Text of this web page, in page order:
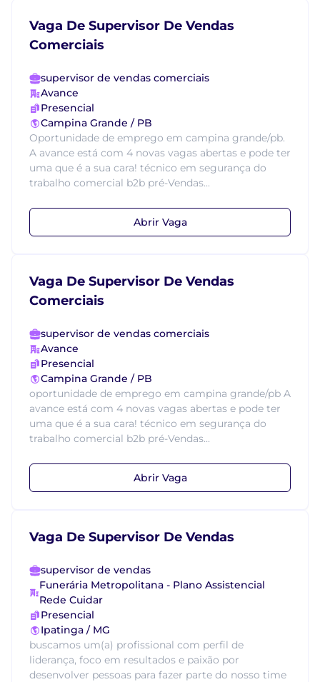
Vaga De Supervisor De Vendas
Comerciais
supervisor de vendas comerciais
Avance
Presencial
Campina Grande / PB
Oportunidade de emprego em campina grande/pb.
A avance está com 4 novas vagas abertas e pode ter
uma que é a sua cara! técnico em segurança do
trabalho comercial b2b pré-Vendas...
Abrir Vaga
Vaga De Supervisor De Vendas
Comerciais
supervisor de vendas comerciais
Avance
Presencial
Campina Grande / PB
oportunidade de emprego em campina grande/pb A
avance está com 4 novas vagas abertas e pode ter
uma que é a sua cara! técnico em segurança do
trabalho comercial b2b pré-Vendas...
Abrir Vaga
Vaga De Supervisor De Vendas
supervisor de vendas
Funerária Metropolitana - Plano Assistencial
Rede Cuidar
Presencial
Ipatinga / MG
buscamos um(a) profissional com perfil de
liderança, foco em resultados e paixão por
desenvolver pessoas para fazer parte do nosso time